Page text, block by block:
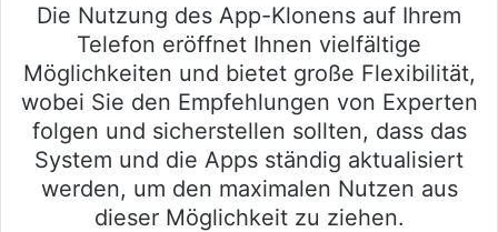
Die Nutzung des App-Klonens auf Ihrem
Telefon eröffnet Ihnen vielfältige
Möglichkeiten und bietet große Flexibilität,
wobei Sie den Empfehlungen von Experten
folgen und sicherstellen sollten, dass das
System und die Apps ständig aktualisiert
werden, um den maximalen Nutzen aus
dieser Möglichkeit zu ziehen.